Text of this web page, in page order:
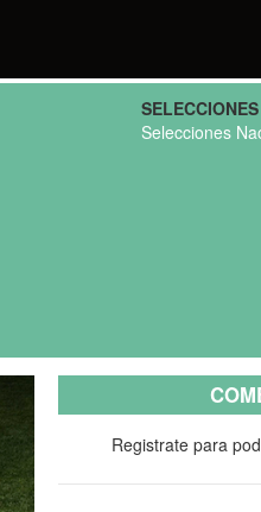
SELECCIONES
Selecciones
Registrate para